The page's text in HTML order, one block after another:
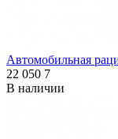
Автомобильная
22 050 7
В наличии